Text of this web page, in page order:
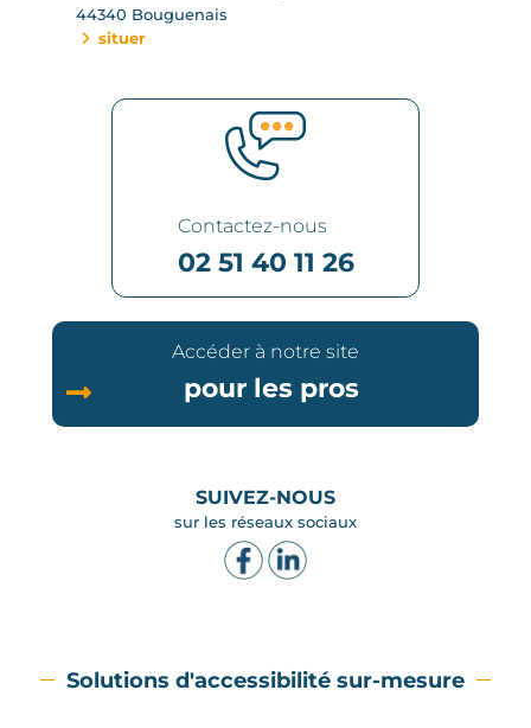
44340 Bouguenais
situer
Contactez-nous
02 51 40 11 26
Accéder à notre site
pour les pros
SUIVEZ-NOUS
sur les réseaux sociaux
Solutions d'accessibilité sur-mesure